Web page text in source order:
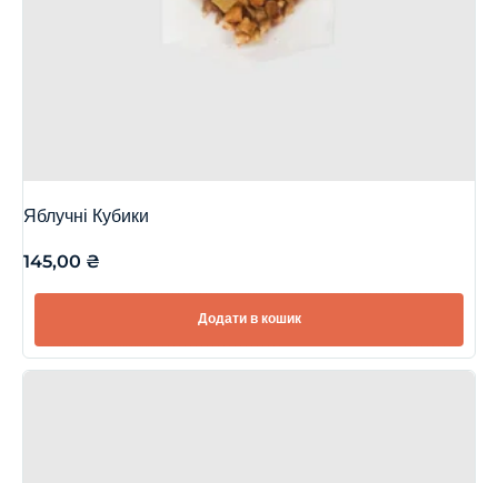
Яблучні Кубики
145,00 ₴
Додати в кошик